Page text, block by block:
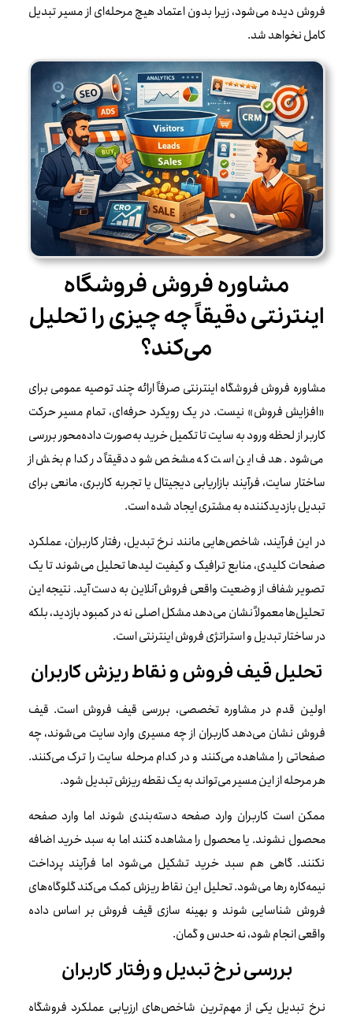
فروش دیده می‌شود، زیرا بدون اعتماد هیچ مرحله‌ای از مسیر تبدیل
کامل نخواهد شد.
مشاوره فروش فروشگاه
اینترنتی دقیقاً چه چیزی را تحلیل
می‌کند؟
مشاوره فروش فروشگاه اینترنتی صرفاً ارائه چند توصیه عمومی برای
«افزایش فروش» نیست. در یک رویکرد حرفه‌ای، تمام مسیر حرکت
کاربر از لحظه ورود به سایت تا تکمیل خرید به‌صورت داده‌محور بررسی
می‌شود. هدف این است که مشخص شود دقیقاً در کدام بخش از
ساختار سایت، فرآیند بازاریابی دیجیتال یا تجربه کاربری، مانعی برای
تبدیل بازدیدکننده به مشتری ایجاد شده است.
در این فرآیند، شاخص‌هایی مانند نرخ تبدیل، رفتار کاربران، عملکرد
صفحات کلیدی، منابع ترافیک و کیفیت لیدها تحلیل می‌شوند تا یک
تصویر شفاف از وضعیت واقعی فروش آنلاین به دست آید. نتیجه این
تحلیل‌ها معمولاً نشان می‌دهد مشکل اصلی نه در کمبود بازدید، بلکه
در ساختار تبدیل و استراتژی فروش اینترنتی است.
تحلیل قیف فروش و نقاط ریزش کاربران
اولین قدم در مشاوره تخصصی، بررسی قیف فروش است. قیف
فروش نشان می‌دهد کاربران از چه مسیری وارد سایت می‌شوند، چه
صفحاتی را مشاهده می‌کنند و در کدام مرحله سایت را ترک می‌کنند.
هر مرحله از این مسیر می‌تواند به یک نقطه ریزش تبدیل شود.
ممکن است کاربران وارد صفحه دسته‌بندی شوند اما وارد صفحه
محصول نشوند. یا محصول را مشاهده کنند اما به سبد خرید اضافه
نکنند. گاهی هم سبد خرید تشکیل می‌شود اما فرآیند پرداخت
نیمه‌کاره رها می‌شود. تحلیل این نقاط ریزش کمک می‌کند گلوگاه‌های
فروش شناسایی شوند و بهینه سازی قیف فروش بر اساس داده
واقعی انجام شود، نه حدس و گمان.
بررسی نرخ تبدیل و رفتار کاربران
نرخ تبدیل یکی از مهم‌ترین شاخص‌های ارزیابی عملکرد فروشگاه